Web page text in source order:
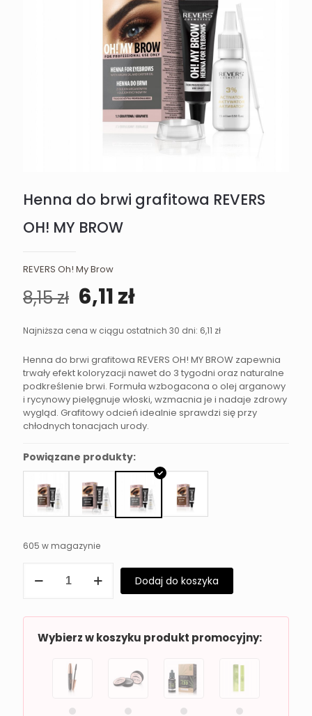
Henna do brwi grafitowa REVERS
OH! MY BROW
REVERS Oh! My Brow
8,15zł Pierwotna
wynosiła:
8,15 zł.
6,11złAktualna
wynosi:
6,11 zł.
Najniższa cena w ciągu ostatnich 30 dni: 6,11 zł
Henna do brwi grafitowa REVERS OH! MY BROW zapewnia
trwały efekt koloryzacji nawet do 3 tygodni oraz naturalne
podkreślenie brwi. Formuła wzbogacona o olej arganowy
i rycynowy pielęgnuje włoski, wzmacnia je i nadaje zdrowy
wygląd. Grafitowy odcień idealnie sprawdzi się przy
chłodnych tonacjach urody.
Powiązane produkty:
605 w magazynie
Henna
grafitowa
REVERS
Dodaj do koszyka
Wybierz w koszyku produkt promocyjny: